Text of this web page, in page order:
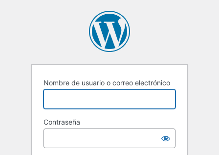
Nombre de usuario o correo electrónico
Contraseña